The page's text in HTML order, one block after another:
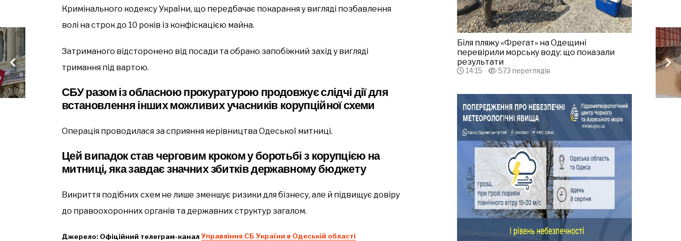
Кримінального кодексу України, що передбачає покарання у вигляді позбавлення
волі на строк до 10 років із конфіскацією майна.
Затриманого відсторонено від посади та обрано запобіжний захід у вигляді
тримання під вартою.
СБУ разом із обласною прокуратурою продовжує слідчі дії для
встановлення інших можливих учасників корупційної схеми
Операція проводилася за сприяння керівництва Одеської митниці.
Цей випадок став черговим кроком у боротьбі з корупцією на
митниці, яка завдає значних збитків державному бюджету
Викриття подібних схем не лише зменшує ризики для бізнесу, але й підвищує довіру
до правоохоронних органів та державних структур загалом.
Джерело: Офіційний телеграм-канал Управління СБ України в Одеській області
Біля пляжу «Фрегат» на Одещині
перевірили морську воду: що показали
результати
14:15 573 переглядів